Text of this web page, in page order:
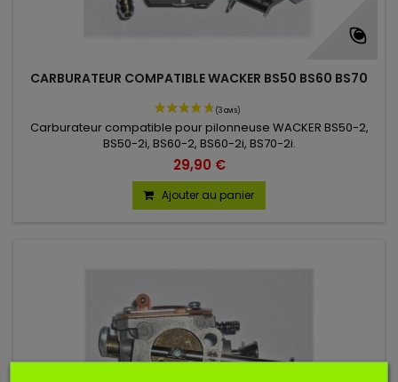
CARBURATEUR COMPATIBLE WACKER BS50 BS60 BS70
Carburateur compatible pour pilonneuse WACKER BS50-2,
BS50-2i, BS60-2, BS60-2i, BS70-2i.
29,90 €
Ajouter au panier